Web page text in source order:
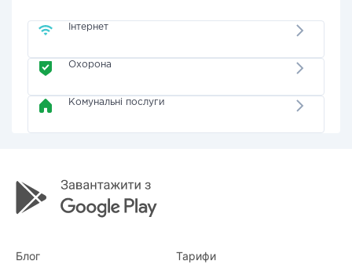
Інтернет
Охорона
Комунальні послуги
Блог Тарифи